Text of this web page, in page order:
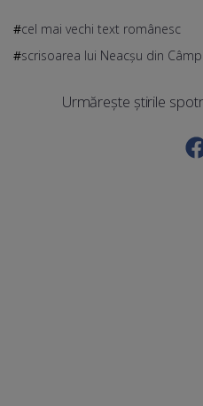
cel mai vechi text românesc
scrisoarea lui Neacșu din
Urmărește știrile